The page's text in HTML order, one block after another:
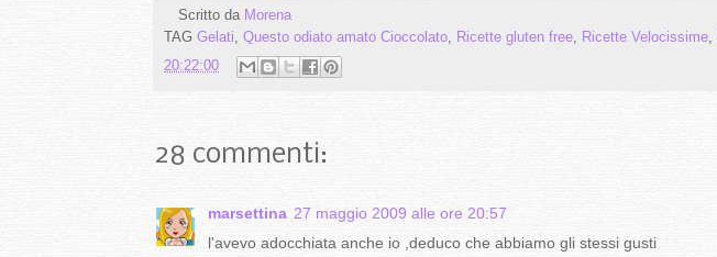
Scritto da Morena
TAG Gelati, Questo odiato amato Cioccolato, Ricette gluten free, Ricette Velocissime,
20:22:00
28 commenti:
marsettina 27 maggio 2009 alle ore 20:57
l'avevo adocchiata anche io ,deduco che abbiamo gli stessi gusti